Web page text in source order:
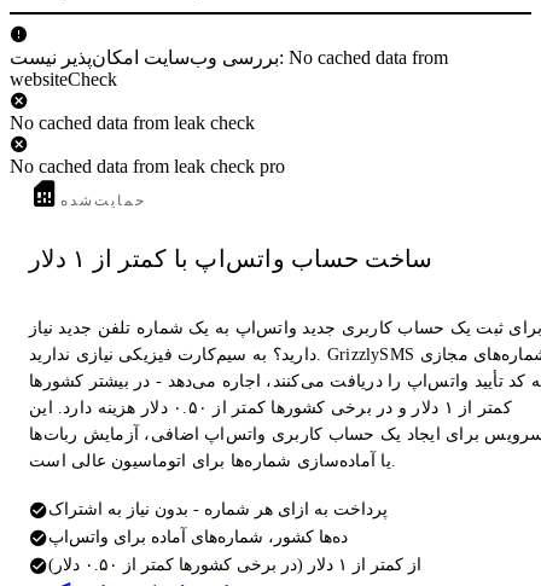
بررسی وب‌سایت امکان‌پذیر نیست: No cached data from
websiteCheck
No cached data from leak check
No cached data from leak check pro
حمایت‌شده
ساخت حساب واتس‌اپ با کمتر از ۱ دلار
ثبت یک حساب کاربری جدید واتس‌اپ به یک شماره تلفن جدید نیاز
دارید؟ به سیم‌کارت فیزیکی نیازی ندارید. GrizzlySMS شماره‌های مجازی
کد تأیید واتس‌اپ را دریافت می‌کنند، اجاره می‌دهد - در بیشتر کشورها
کمتر از ۱ دلار و در برخی کشورها کمتر از ۰.۵۰ دلار هزینه دارد. این
برای ایجاد یک حساب کاربری واتس‌اپ اضافی، آزمایش ربات‌ها
یا آماده‌سازی شماره‌ها برای اتوماسیون عالی است.
پرداخت به ازای هر شماره - بدون نیاز به اشتراک
ده‌ها کشور، شماره‌های آماده برای واتس‌اپ
از کمتر از ۱ دلار (در برخی کشورها کمتر از ۰.۵۰ دلار)